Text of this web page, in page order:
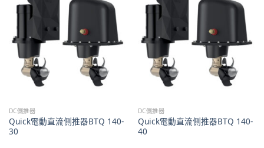
DC側推器
Quick電動直流側推器BTQ 140-
30
DC側推器
Quick電動直流側推器BTQ 140-
40